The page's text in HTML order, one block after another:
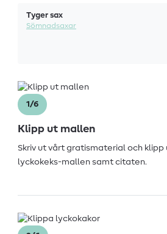
Tyger sax
Sömnadsaxar
1/6
Klipp ut mallen
Skriv ut vårt gratismaterial och klipp
lyckokeks-mallen samt citaten.